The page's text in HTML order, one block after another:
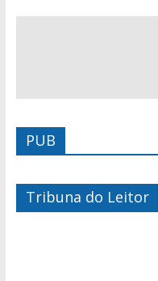
PUB
Tribuna do Leitor